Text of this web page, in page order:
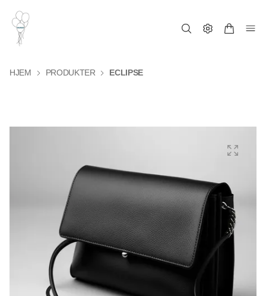
HJEM PRODUKTER ECLIPSE